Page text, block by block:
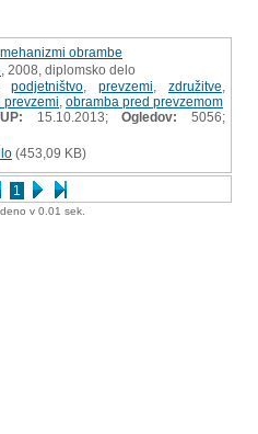
1
obrambe
, 2008, diplomsko delo
podjetništvo prevzemi združitve
prevzemi obramba pred prevzemom
15.10.2013;Ogledov:
5056;
(453,09 KB)
v 0.01 sek.